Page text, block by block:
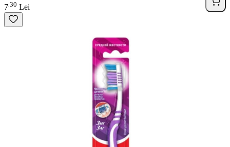
7 30 Lei